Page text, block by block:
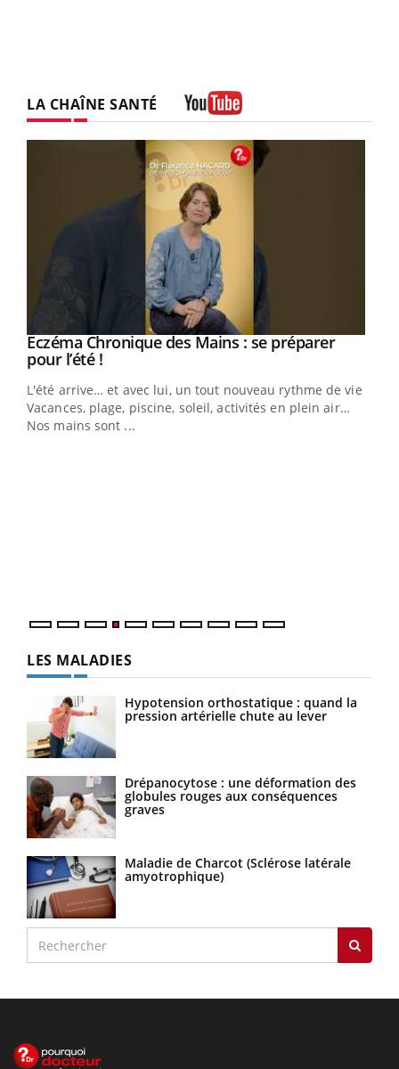
LA CHAÎNE SANTÉ
Youtube
Eczéma Chronique des Mains : se préparer
pour l’été !Youtube
L'été arrive… et avec lui, un tout nouveau rythme de vie !
Vacances, plage, piscine, soleil, activités en plein air…
Nos mains sont ...
LES MALADIES
Hypotension orthostatique : quand la
pression artérielle chute au lever
Drépanocytose : une déformation des
globules rouges aux conséquences
graves
Maladie de Charcot (Sclérose latérale
amyotrophique)